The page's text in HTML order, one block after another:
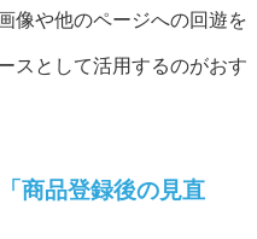
像や他のページへの回遊を
スとして活用するのがおす
商品登録後の見直